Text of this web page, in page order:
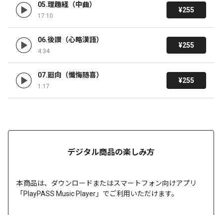
05.理趣経（中曲）
17:10
¥255
06.後讃（心略漢語）
4:34
¥255
07.廻向（懺悔随喜）
1:17
¥255
デジタル商品の楽しみ方
本商品は、 ダウンロードまたはスマートフォン向けアプリ
「PlayPASS Music Player」でご利用いただけます。